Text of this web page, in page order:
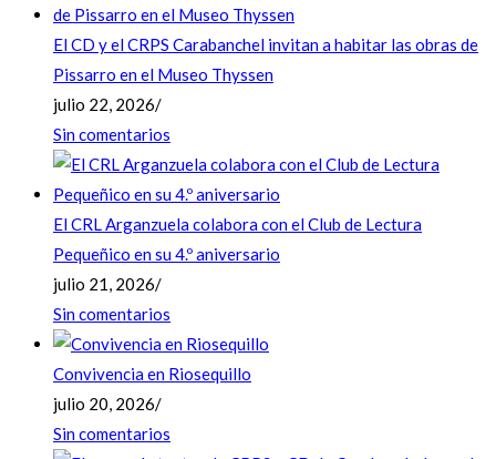
El CD y el CRPS Carabanchel invitan a habitar las obras de
Pissarro en el Museo Thyssen
julio 22, 2026/
Sin comentarios
El CRL Arganzuela colabora con el Club de Lectura
Pequeñico en su 4.º aniversario
julio 21, 2026/
Sin comentarios
Convivencia en Riosequillo
julio 20, 2026/
Sin comentarios